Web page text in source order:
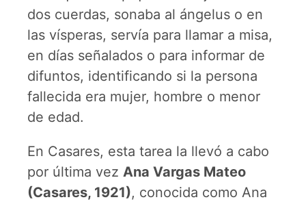
dos cuerdas, sonaba al ángelus o en
las vísperas, servía para llamar a misa,
en días señalados o para informar de
difuntos, identificando si la persona
fallecida era mujer, hombre o menor
de edad.
En Casares, esta tarea la llevó a cabo
por última vez Ana Vargas Mateo
(Casares, 1921), conocida como Ana